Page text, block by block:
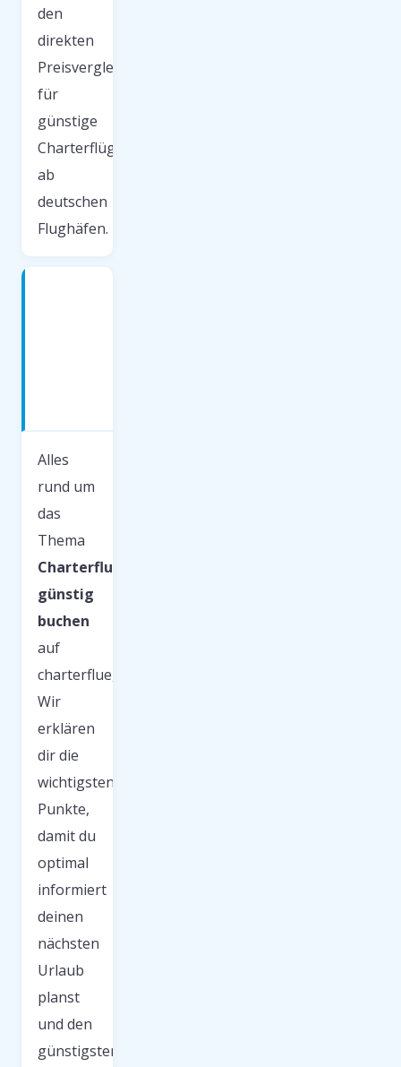
den
direkten
Preisvergleich
für
günstige
Charterflüge
ab
deutschen
Flughäfen.
Alles
rund um
das
Thema
Charterflug
günstig
buchen
auf
charterfluege.net.
Wir
erklären
dir die
wichtigsten
Punkte,
damit du
optimal
informiert
deinen
nächsten
Urlaub
planst
und den
günstigsten